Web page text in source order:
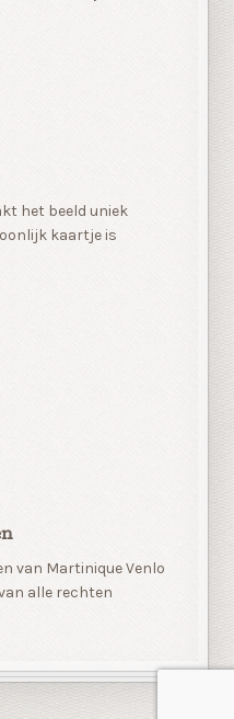
het beeld uniek
kaartje is
van Martinique Venlo
alle rechten